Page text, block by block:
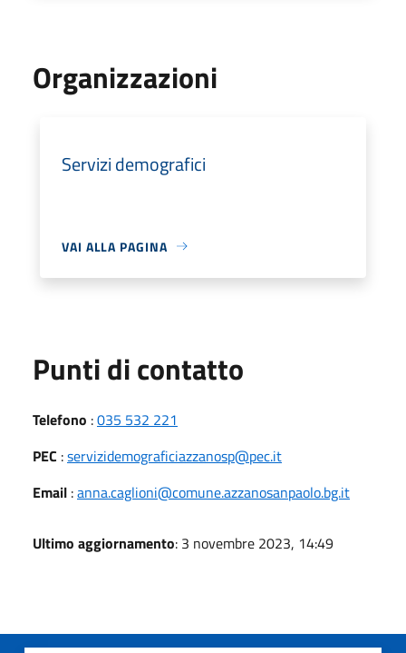
Organizzazioni
Servizi demografici
VAI ALLA PAGINA
Punti di contatto
Telefono :035 532 221
PEC :servizidemograficiazzanosp@pec.it
Email :anna.caglioni@comune.azzanosanpaolo.bg.it
Ultimo aggiornamento: 3 novembre 2023, 14:49